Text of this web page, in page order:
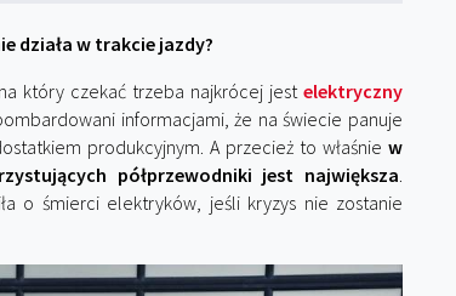
działa w trakcie jazdy?
który czekać trzeba najkrócej jest elektryczny
informacjami, że na świecie panuje
produkcyjnym. A przecież to właśnie w
półprzewodniki jest największa.
o śmierci elektryków, jeśli kryzys nie zostanie